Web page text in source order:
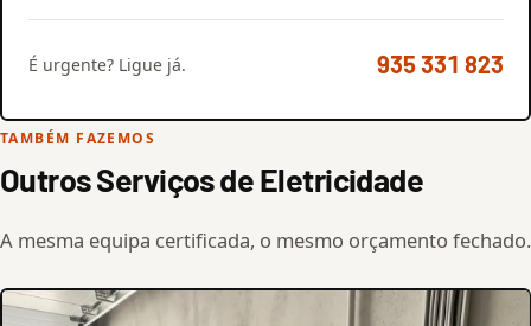
É urgente? Ligue já. 935 331 823
TAMBÉM FAZEMOS
Outros Serviços de Eletricidade
A mesma equipa certificada, o mesmo orçamento fechado.